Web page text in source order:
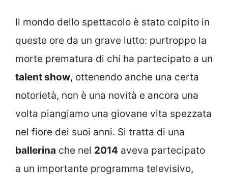
Il mondo dello spettacolo è stato colpito in
queste ore da un grave lutto: purtroppo la
morte prematura di chi ha partecipato a un
talent show, ottenendo anche una certa
notorietà, non è una novità e ancora una
volta piangiamo una giovane vita spezzata
nel fiore dei suoi anni. Si tratta di una
ballerina che nel 2014 aveva partecipato
a un importante programma televisivo,